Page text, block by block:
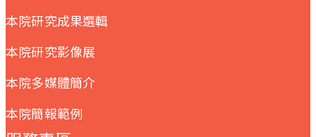
本院研究成果選輯
本院研究影像展
本院多媒體簡介
本院簡報範例